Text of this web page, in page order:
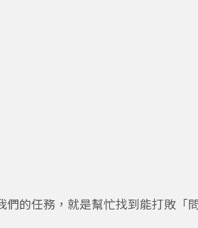
的任務，就是幫忙找到能打敗「